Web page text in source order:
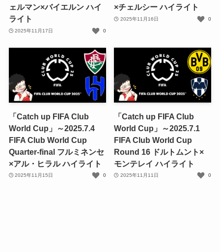
ェルマン×バイエルン ハイ
ライト
2025年11月17日 0
×チェルシー ハイライト
2025年11月16日 0
「Catch up FIFA Club
World Cup」～2025.7.4
FIFA Club World Cup
Quarter-final フルミネンセ
×アル・ヒラル ハイライト
2025年11月15日 0
「Catch up FIFA Club
World Cup」～2025.7.1
FIFA Club World Cup
Round 16 ドルトムント×
モンテレイ ハイライト
2025年11月11日 0